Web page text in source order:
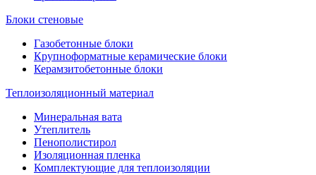
Блоки стеновые
Газобетонные блоки
Крупноформатные керамические блоки
Керамзитобетонные блоки
Теплоизоляционный материал
Минеральная вата
Утеплитель
Пенополистирол
Изоляционная пленка
Комплектующие для теплоизоляции